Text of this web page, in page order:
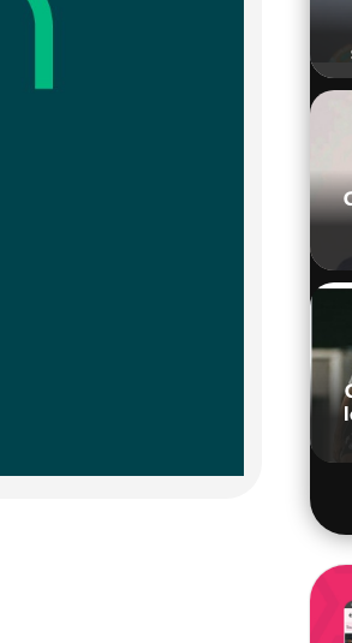
Côte d'Ivoire : Man, deux
personnes périssent dans un